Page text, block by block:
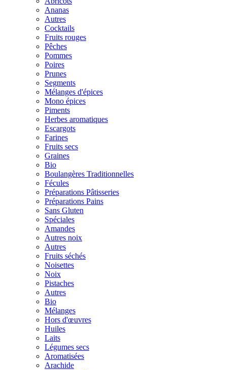
Ananas
Autres
Cocktails
Fruits rouges
Pêches
Pommes
Poires
Prunes
Segments
Mélanges d'épices
Mono épices
Piments
Herbes aromatiques
Escargots
Farines
Fruits secs
Graines
Bio
Boulangères Traditionnelles
Fécules
Préparations Pâtisseries
Préparations Pains
Sans Gluten
Spéciales
Amandes
Autres noix
Autres
Fruits séchés
Noisettes
Noix
Pistaches
Autres
Bio
Mélanges
Hors d'œuvres
Huiles
Laits
Légumes secs
Aromatisées
Arachide